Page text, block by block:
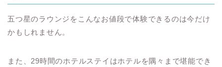
五つ星のラウンジをこんなお値段で体験できるのは今だけ
かもしれません。
また、29時間のホテルステイはホテルを隅々まで堪能でき